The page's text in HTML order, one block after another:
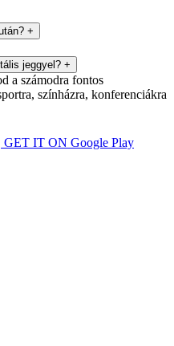
+
jeggyel? +
a számodra fontos
színházra, konferenciákra
GET IT ON Google Play